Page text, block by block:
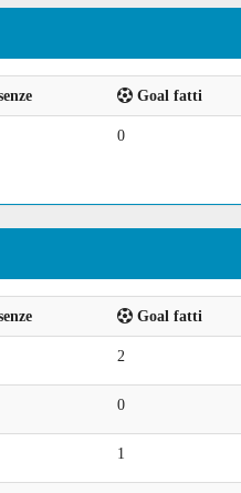
Goal fatti
0
Goal fatti
2
0
1